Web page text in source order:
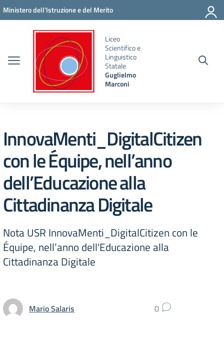
Vai ai contenuti
Vai al menu di navigazione
Vai al footer
Ministero dell'Istruzione e del Merito
Liceo
Scientifico e
Linguistico
Statale
Guglielmo
Marconi
InnovaMenti_DigitalCitizen
con le Équipe, nell’anno
dell’Educazione alla
Cittadinanza Digitale
Nota USR InnovaMenti_DigitalCitizen con le
Équipe, nell’anno dell'Educazione alla
Cittadinanza Digitale
Mario Salaris 0